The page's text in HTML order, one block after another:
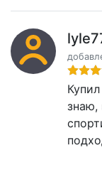
знаю,